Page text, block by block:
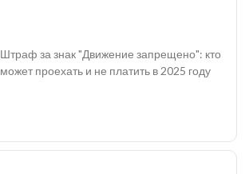
Штраф за знак "Движение запрещено": кто
может проехать и не платить в 2025 году